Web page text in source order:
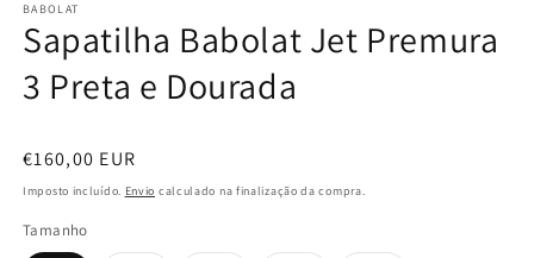
modal
BABOLAT
Sapatilha Babolat Jet Premura
3 Preta e Dourada
Preço
normal
€160,00 EUR
Imposto incluído. Envio calculado na finalização da compra.
Tamanho